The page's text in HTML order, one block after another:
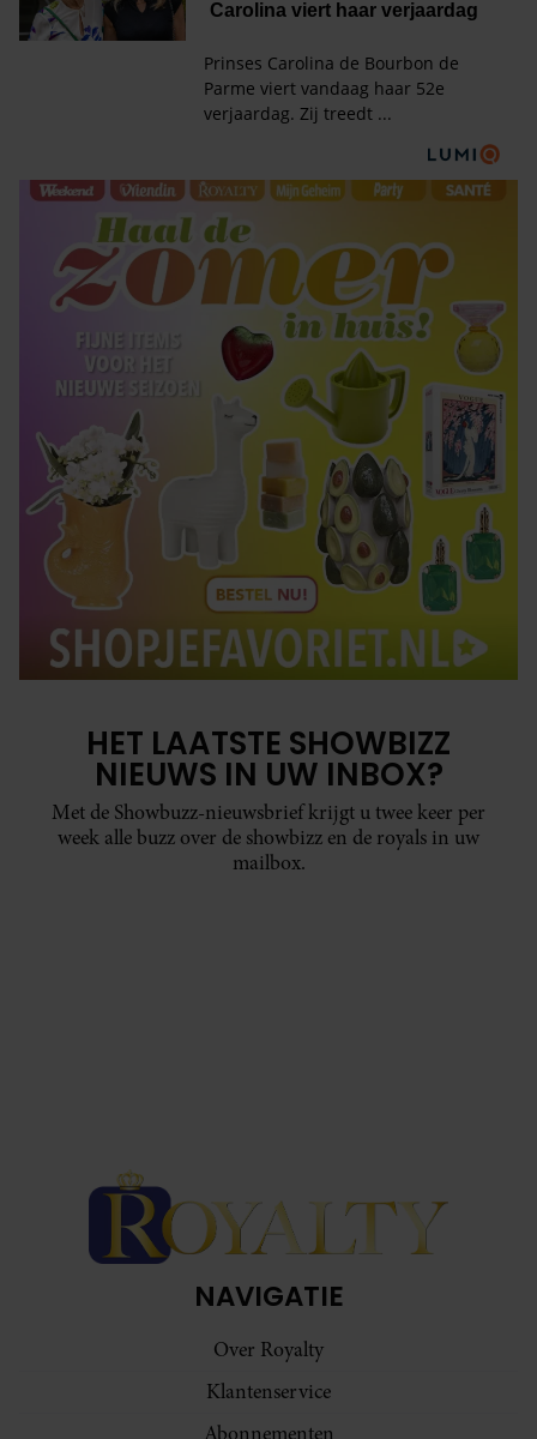
HET LAATSTE SHOWBIZZ
NIEUWS IN UW INBOX?
Met de Showbuzz-nieuwsbrief krijgt u twee keer per
week alle buzz over de showbizz en de royals in uw
mailbox.
NAVIGATIE
Over Royalty
Klantenservice
Abonnementen